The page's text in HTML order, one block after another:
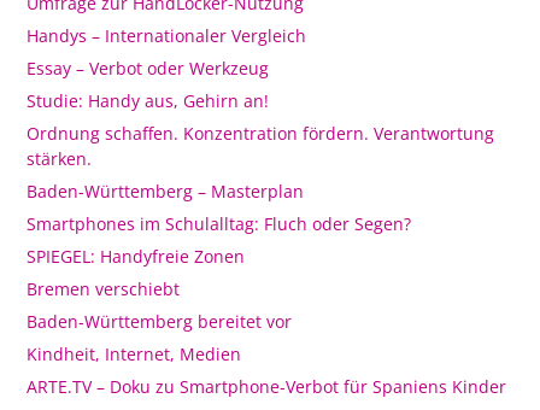
Handys – Internationaler Vergleich
Essay – Verbot oder Werkzeug
Studie: Handy aus, Gehirn an!
Ordnung schaffen. Konzentration fördern. Verantwortung
stärken.
Baden-Württemberg – Masterplan
Smartphones im Schulalltag: Fluch oder Segen?
SPIEGEL: Handyfreie Zonen
Bremen verschiebt
Baden-Württemberg bereitet vor
Kindheit, Internet, Medien
ARTE.TV – Doku zu Smartphone-Verbot für Spaniens Kinder